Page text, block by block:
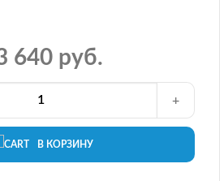
640 руб.
В КОРЗИНУ
+